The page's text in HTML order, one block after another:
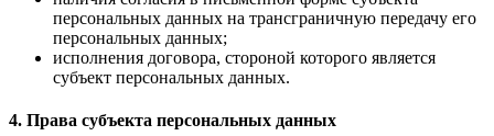
персональных данных на трансграничную передачу его
персональных данных;
исполнения договора, стороной которого является
субъект персональных данных.
4. Права субъекта персональных данных